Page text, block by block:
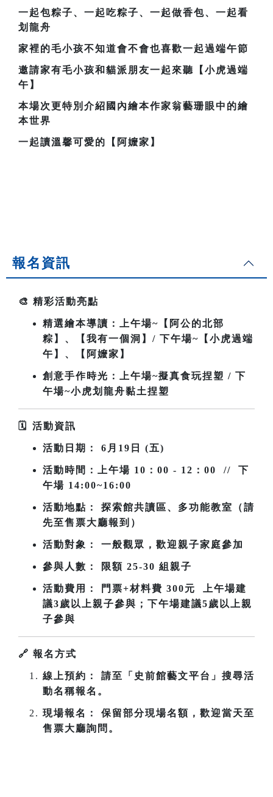
一起包粽子、一起吃粽子、一起做香包、一起看
划龍舟
家裡的毛小孩不知道會不會也喜歡一起過端午節
邀請家有毛小孩和貓派朋友一起來聽【小虎過端
午】
本場次更特別介紹國內繪本作家翁藝珊眼中的繪
本世界
一起讀溫馨可愛的【阿嬤家】
報名資訊
🎨 精彩活動亮點
精選繪本導讀：上午場~ 【阿公的北部
粽】、【我有一個洞】/ 下午場~【小虎過端
午】、【阿嬤家】
創意手作時光：上午場~擬真食玩捏塑 / 下
午場~小虎划龍舟黏土捏塑
🗓 活動資訊
活動日期： 6 月19日 (五)
活動時間：上午場 10 ：00 - 12：00 // 下
午場 14:00~16:00
活動地點： 探索館共讀區、多功能教室（請
先至售票大廳報到）
活動對象： 一般觀眾，歡迎親子家庭參加
參與人數： 限額 25-30 組親子
活動費用： 門票+材料費 300元 上午場建
議3歲以上親子參與；下午場建議5歲以上親
子參與
🔗 報名方式
線上預約： 請至「史前館藝文平台」搜尋活
動名稱報名。
現場報名： 保留部分現場名額，歡迎當天至
售票大廳詢問。